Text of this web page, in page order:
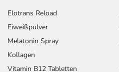
Elotrans Reload
Eiweißpulver
Melatonin Spray
Kollagen
Vitamin B12 Tabletten